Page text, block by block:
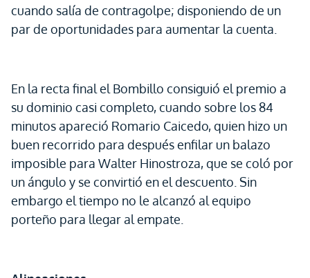
cuando salía de contragolpe; disponiendo de un
par de oportunidades para aumentar la cuenta.
En la recta final el Bombillo consiguió el premio a
su dominio casi completo, cuando sobre los 84
minutos apareció Romario Caicedo, quien hizo un
buen recorrido para después enfilar un balazo
imposible para Walter Hinostroza, que se coló por
un ángulo y se convirtió en el descuento. Sin
embargo el tiempo no le alcanzó al equipo
porteño para llegar al empate.